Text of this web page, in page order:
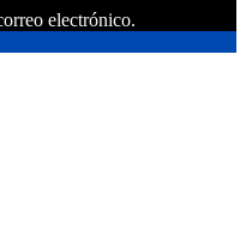
electrónico.